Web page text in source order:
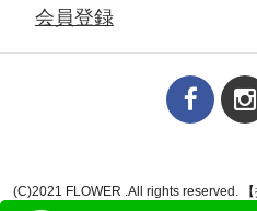
会員登録
(C)2021 FLOWER .All rights reserved.